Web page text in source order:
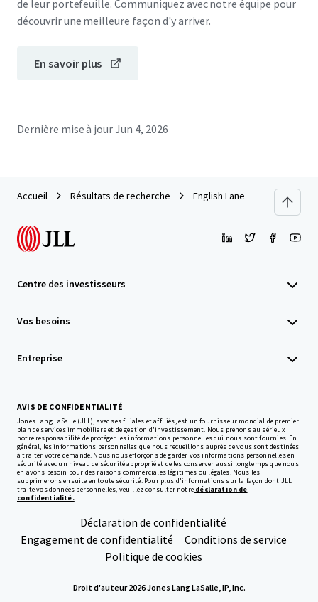
de leur portefeuille. Communiquez avec notre équipe pour
découvrir une meilleure façon d'y arriver.
En savoir plus
Dernière mise à jourJun 4, 2026
Accueil Résultats de recherche English Lane
Centre des investisseurs
Vos besoins
Entreprise
AVIS DE CONFIDENTIALITÉ
Jones Lang LaSalle (JLL), avec ses filiales et affiliés, est un fournisseur mondial de premier
plan de services immobiliers et de gestion d'investissement. Nous prenons au sérieux
notre responsabilité de protéger les informations personnelles qui nous sont fournies. En
général, les informations personnelles que nous recueillons auprès de vous sont destinées
à traiter votre demande. Nous nous efforçons de garder vos informations personnelles en
sécurité avec un niveau de sécurité approprié et de les conserver aussi longtemps que nous
en avons besoin pour des raisons commerciales légitimes ou légales. Nous les
supprimerons ensuite en toute sécurité. Pour plus d'informations sur la façon dont JLL
traite vos données personnelles, veuillez consulter notredéclaration de
confidentialité.
Déclaration de confidentialité
Engagement de confidentialité
Conditions de service
Politique de cookies
Droit d'auteur 2026 Jones Lang LaSalle, IP, Inc.